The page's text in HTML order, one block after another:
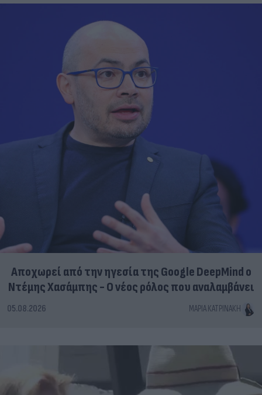
Αποχωρεί από την ηγεσία της Google DeepMind ο
Ντέμης Χασάμπης - Ο νέος ρόλος που αναλαμβάνει
05.08.2026 ΜΑΡΊΑ ΚΑΤΡΙΝΆΚΗ